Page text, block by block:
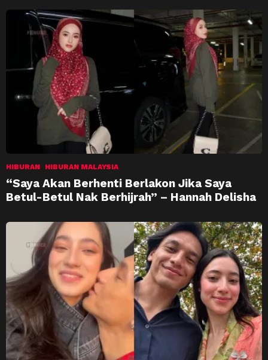
HIBURAN HIBURAN MALAYSIA
“Saya Akan Berhenti Berlakon Jika Saya
Betul-Betul Nak Berhijrah” – Hannah Delisha